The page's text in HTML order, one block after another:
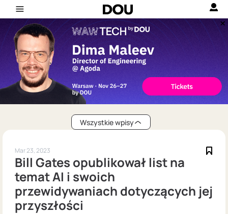
Wszystkie wpisy
Mar 23, 2023
Bill Gates opublikował list na
temat AI i swoich
przewidywaniach dotyczących jej
przyszłości